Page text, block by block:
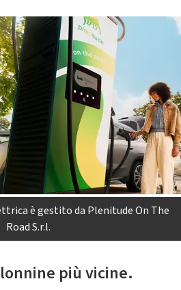
è gestito da Plenitude On The
Road S.r.l.
più vicine.